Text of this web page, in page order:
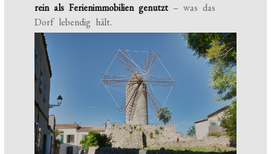
rein als Ferienimmobilien genutzt – was das
Dorf lebendig hält.